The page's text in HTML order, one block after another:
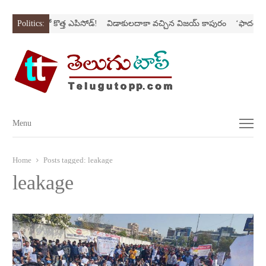
Politics:
సిరీస్‌లో కొత్త ఎపిసోడ్‌! విడాకులదాకా వచ్చిన విజయ్‌ కాపురం
Menu
Menu
Home Posts tagged: leakage
leakage